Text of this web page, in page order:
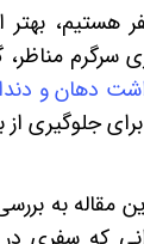
هستیم،
سرگرم
دهان و
برای جلوگیری